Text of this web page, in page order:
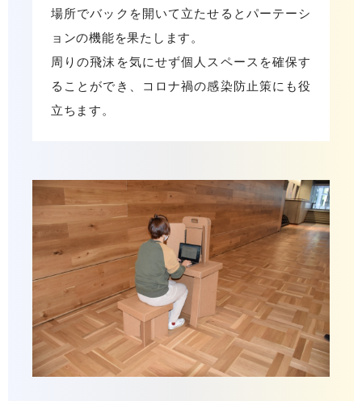
場所でバックを開いて立たせるとパーテーシ
ョンの機能を果たします。
周りの飛沫を気にせず個人スペースを確保す
ることができ、コロナ禍の感染防止策にも役
立ちます。